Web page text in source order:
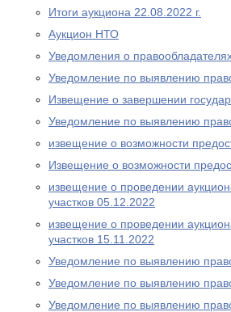
Итоги аукциона 22.08.2022 г.
Аукцион НТО
Уведомления о
Уведомление по выявлению
Извещение о завершении
Уведомление по выявлению
извещение о возможности
Извещение о возможности
извещение о проведении
участков 05.12.2022
извещение о проведении
участков 15.11.2022
Уведомление по выявлению
Уведомление по выявлению
Уведомление по выявлению